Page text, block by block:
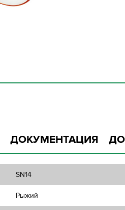
ДОКУМЕНТАЦИЯ
SN14
Рыжий